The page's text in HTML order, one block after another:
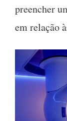
preencher
em relação